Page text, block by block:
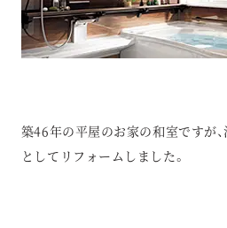
築46年の平屋のお家の和室ですが
としてリフォームしました。